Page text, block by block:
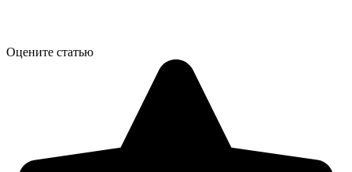
Оцените статью